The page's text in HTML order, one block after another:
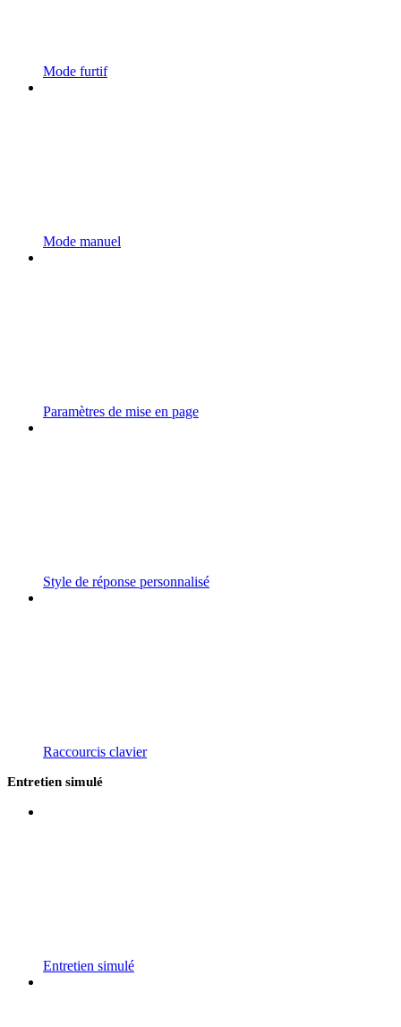
Mode furtif
Mode manuel
Paramètres de mise en page
Style de réponse personnalisé
Raccourcis clavier
Entretien simulé
Entretien simulé